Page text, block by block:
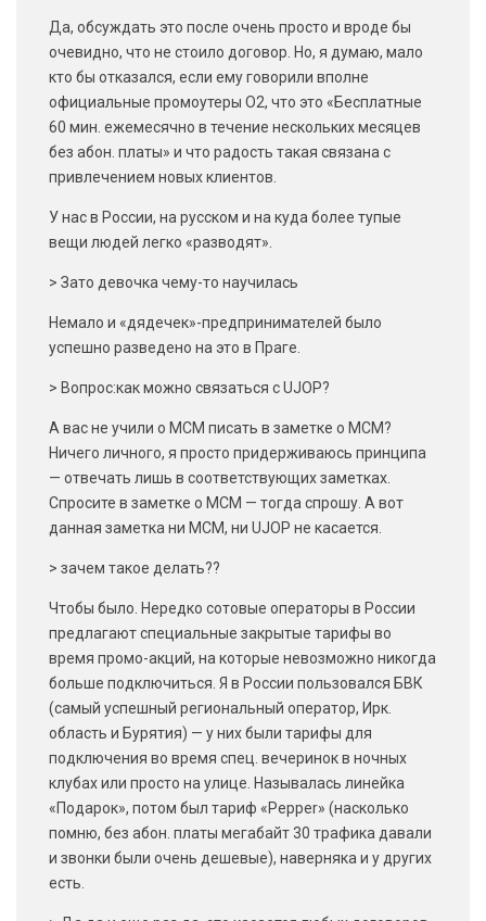
Да, обсуждать это после очень просто и вроде бы
очевидно, что не стоило договор. Но, я думаю, мало
кто бы отказался, если ему говорили вполне
официальные промоутеры О2, что это «Бесплатные
60 мин. ежемесячно в течение нескольких месяцев
без абон. платы» и что радость такая связана с
привлечением новых клиентов.
У нас в России, на русском и на куда более тупые
вещи людей легко «разводят».
> Зато девочка чему-то научилась
Немало и «дядечек»-предпринимателей было
успешно разведено на это в Праге.
> Вопрос:как можно связаться с UJOP?
А вас не учили о МСМ писать в заметке о МСМ?
Ничего личного, я просто придерживаюсь принципа
— отвечать лишь в соответствующих заметках.
Спросите в заметке о МСМ — тогда спрошу. А вот
данная заметка ни МСМ, ни UJOP не касается.
> зачем такое делать??
Чтобы было. Нередко сотовые операторы в России
предлагают специальные закрытые тарифы во
время промо-акций, на которые невозможно никогда
больше подключиться. Я в России пользовался БВК
(самый успешный региональный оператор, Ирк.
область и Бурятия) — у них были тарифы для
подключения во время спец. вечеринок в ночных
клубах или просто на улице. Называлась линейка
«Подарок», потом был тариф «Pepper» (насколько
помню, без абон. платы мегабайт 30 трафика давали
и звонки были очень дешевые), наверняка и у других
есть.